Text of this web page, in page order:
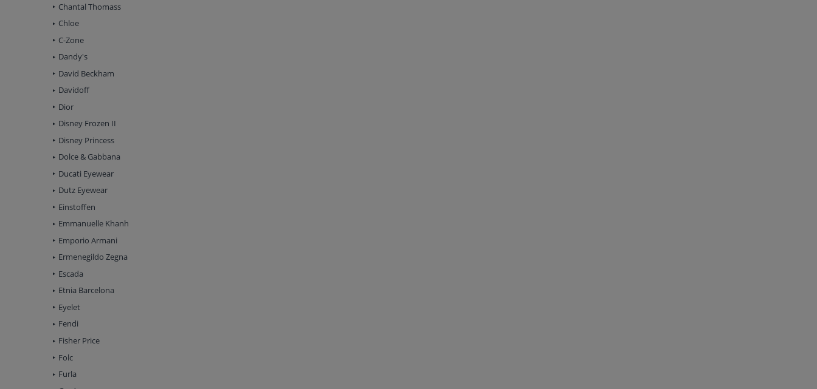
Chantal Thomass
Chloe
C-Zone
Dandy's
David Beckham
Davidoff
Dior
Disney Frozen II
Disney Princess
Dolce & Gabbana
Ducati Eyewear
Dutz Eyewear
Einstoffen
Emmanuelle Khanh
Emporio Armani
Ermenegildo Zegna
Escada
Etnia Barcelona
Eyelet
Fendi
Fisher Price
Folc
Furla